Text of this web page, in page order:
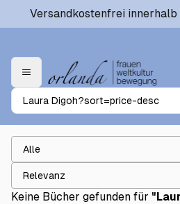
Versandkostenfrei
Alle
Keine Bücher gefunden für "
Relevanz